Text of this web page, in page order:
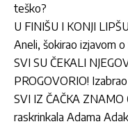
teško?
U FINIŠU I KONJI
Aneli, šokirao izjavom o
SVI SU ČEKALI
PROGOVORIO!
SVI IZ ČAČKA ZNAMO
raskrinkala Adama